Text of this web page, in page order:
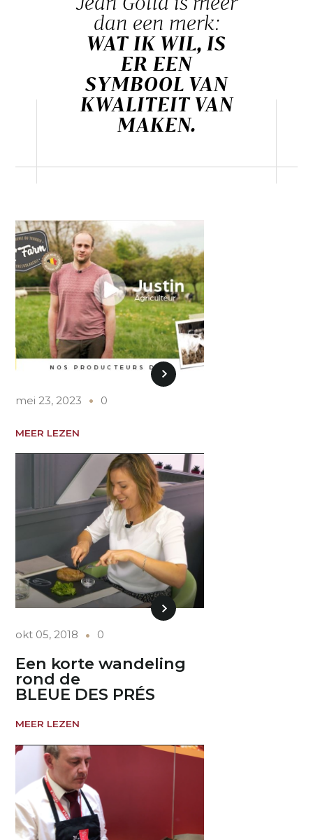
dan een merk:
WAT IK WIL, IS
ER EEN
SYMBOOL VAN
KWALITEIT VAN
MAKEN.
mei 23, 2023 0
MEER LEZEN
okt 05, 2018 0
Een korte wandeling
rond de
BLEUE DES PRÉS
MEER LEZEN